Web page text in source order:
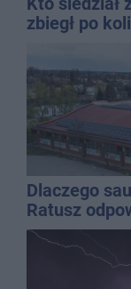
zbiegł po
Dlaczego
Ratusz